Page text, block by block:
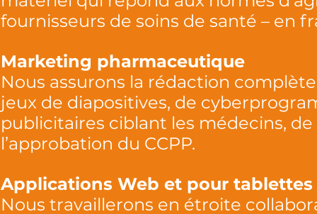
fournisseurs de soins de santé – en
Marketing pharmaceutique
Nous assurons la rédaction
jeux de diapositives, de
publicitaires ciblant les médecins, de
l’approbation du CCPP.
Applications Web et pour tablettes
Nous travaillerons en étroite